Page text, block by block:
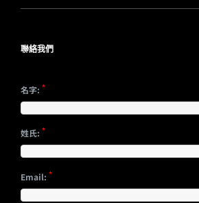
聯絡我們
名字: *
姓氏: *
Email: *